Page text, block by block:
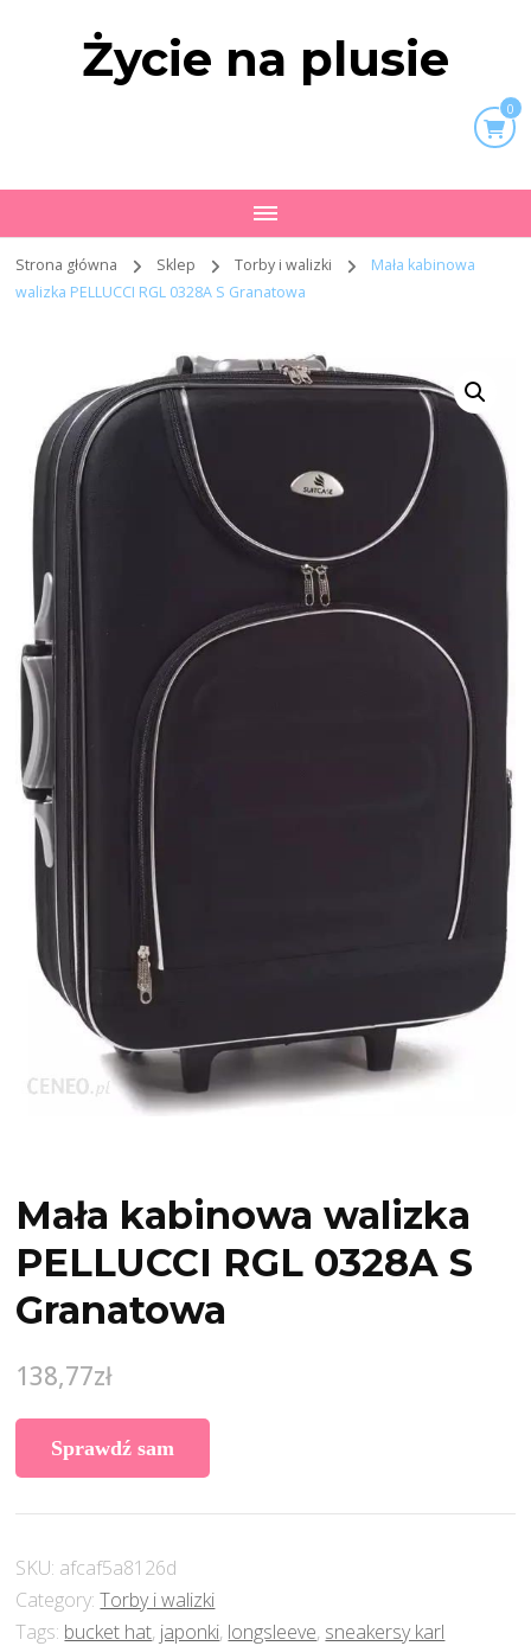
Życie na plusie
0
Strona główna Sklep Torby i walizki
Mała kabinowa
walizka PELLUCCI RGL 0328A S Granatowa
Mała kabinowa walizka
PELLUCCI RGL 0328A S
Granatowa
138,77zł
Sprawdź sam
SKU: afcaf5a8126d
Category:Torby i walizki
Tags: bucket hat, japonki, longsleeve, sneakersy karl